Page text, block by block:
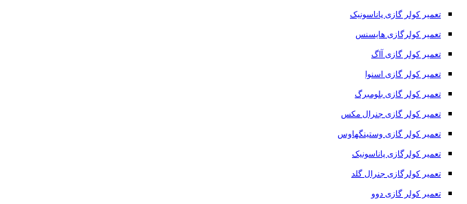
تعمیر کولر گازی پاناسونیک
تعمیر کولرگازی هایسنس
تعمیر کولر گازی آاگ
تعمیر کولر گازی اسنوا
تعمیر کولر گازی بلومبرگ
تعمیر کولر گازی جنرال مکس
تعمیر کولر گازی وستینگهاوس
تعمیر کولرگازی پاناسونیک
تعمیر کولرگازی جنرال گلد
تعمیر کولر گازی دوو